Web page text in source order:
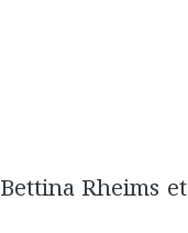
Rheims et